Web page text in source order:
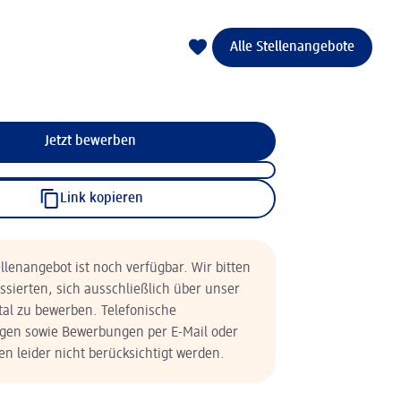
Alle Stellenangebote
Jetzt bewerben
Link kopieren
ist noch verfügbar. Wir bitten
sich ausschließlich über unser
zu bewerben. Telefonische
sowie Bewerbungen per E-Mail oder
leider nicht berücksichtigt werden.